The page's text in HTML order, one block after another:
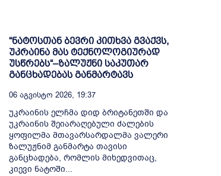
“ნატოსთან ბევრი კითხვა გვაქვს,
უკრაინა მას ტექნოლოგიურად
უსწრებს“–ზალუჟნი საკუთარ
განცხადებას განმარტავს
06 Აგვისტო 2026, 19:37
უკრაინის ელჩმა დიდ ბრიტანეთში და
უკრაინის შეიარაღებული ძალების
ყოფილმა მთავარსარდალმა ვალერი
ზალუჟნიმ განმარტა თავისი
განცხადება, რომლის მიხედვითაც,
კიევი ნატოში...